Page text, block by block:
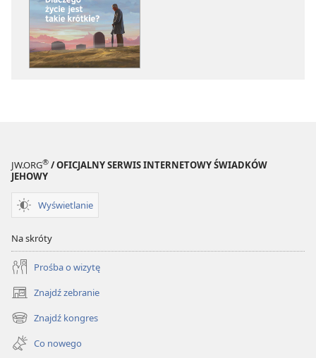
JW.ORG® / OFICJALNY SERWIS INTERNETOWY ŚWIADKÓW
JEHOWY
Wyświetlanie
Na skróty
Prośba o wizytę
Znajdź zebranie
(opens
new
window)
Znajdź kongres
(opens
new
window)
Co nowego